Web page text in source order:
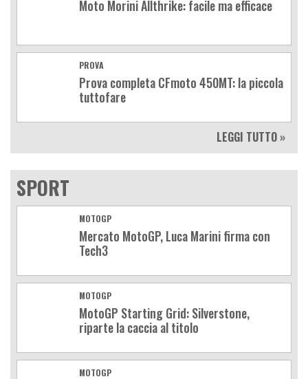
Moto Morini Allthrike: facile ma efficace
PROVA
Prova completa CFmoto 450MT: la piccola
tuttofare
LEGGI TUTTO »
SPORT
MOTOGP
Mercato MotoGP, Luca Marini firma con
Tech3
MOTOGP
MotoGP Starting Grid: Silverstone,
riparte la caccia al titolo
MOTOGP